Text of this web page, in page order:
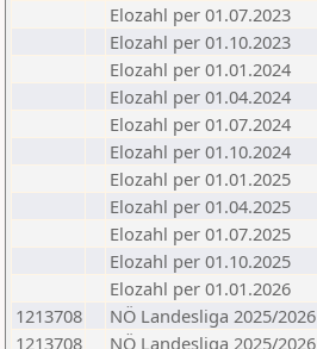
Elozahl per 01.07.2023
Elozahl per 01.10.2023
Elozahl per 01.01.2024
Elozahl per 01.04.2024
Elozahl per 01.07.2024
Elozahl per 01.10.2024
Elozahl per 01.01.2025
Elozahl per 01.04.2025
Elozahl per 01.07.2025
Elozahl per 01.10.2025
Elozahl per 01.01.2026
1213708
NÖ Landesliga 2025/2026
1213708
NÖ Landesliga 2025/2026